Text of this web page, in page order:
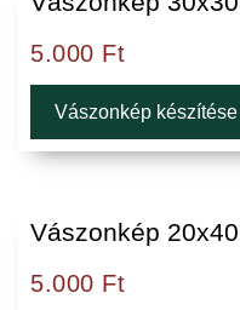
5.000 Ft
Vászonkép készítése
Vászonkép
5.000 Ft